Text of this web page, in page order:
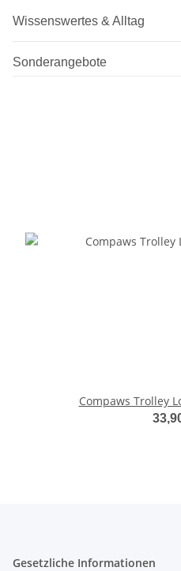
Wissenswertes & Alltag
Sonderangebote
Compaws Trolley
Gesetzliche Informationen